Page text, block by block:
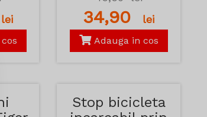
lei 34,90 lei
Adauga in cos
Stop bicicleta